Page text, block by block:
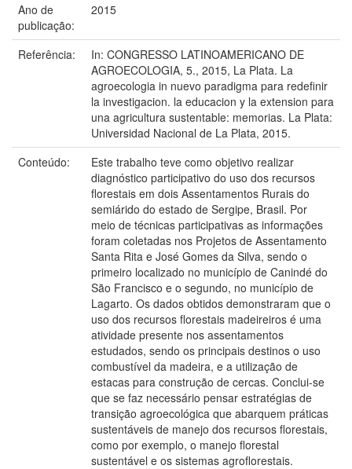
Ano de
publicação:
2015
Referência:
In: CONGRESSO LATINOAMERICANO DE
AGROECOLOGIA, 5., 2015, La Plata. La
agroecologia in nuevo paradigma para redefinir
la investigacion. la educacion y la extension para
una agricultura sustentable: memorias. La Plata:
Universidad Nacional de La Plata, 2015.
Conteúdo:
Este trabalho teve como objetivo realizar
diagnóstico participativo do uso dos recursos
florestais em dois Assentamentos Rurais do
semiárido do estado de Sergipe, Brasil. Por
meio de técnicas participativas as informações
foram coletadas nos Projetos de Assentamento
Santa Rita e José Gomes da Silva, sendo o
primeiro localizado no município de Canindé do
São Francisco e o segundo, no município de
Lagarto. Os dados obtidos demonstraram que o
uso dos recursos florestais madeireiros é uma
atividade presente nos assentamentos
estudados, sendo os principais destinos o uso
combustível da madeira, e a utilização de
estacas para construção de cercas. Conclui-se
que se faz necessário pensar estratégias de
transição agroecológica que abarquem práticas
sustentáveis de manejo dos recursos florestais,
como por exemplo, o manejo florestal
sustentável e os sistemas agroflorestais.